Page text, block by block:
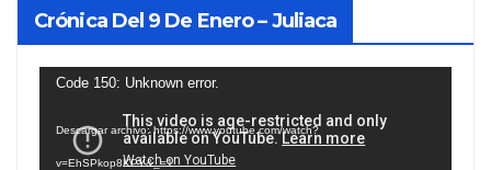
Crónica Del 9 De Enero – Juliaca
Reproductor
vídeo
Code 150: Unknown error.
Descargar archivo: https://www.youtube.com/watch?
v=EhSPkop8KPY&_=1